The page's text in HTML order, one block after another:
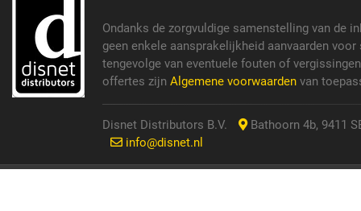
Ondanks de zorgvuldige samenstelling van de
geen enkele aansprakelijkheid aanvaarden
tengevolge van eventuele fouten of
offertes zijn Algemene voorwaarden van
Disnet Distributors B.V.
Bathoorn 4b, 9411
info@disnet.nl